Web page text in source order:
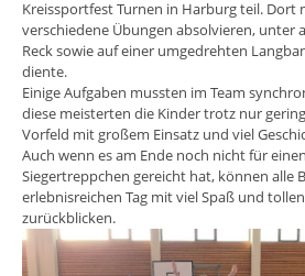
Kreissportfest Turnen in Harburg teil. Dort
verschiedene Übungen absolvieren, unter
Reck sowie auf einer umgedrehten
diente.
Einige Aufgaben mussten im Team
diese meisterten die Kinder trotz nur
Vorfeld mit großem Einsatz und viel
Auch wenn es am Ende noch nicht für
Siegertreppchen gereicht hat, können alle
erlebnisreichen Tag mit viel Spaß und
zurückblicken.